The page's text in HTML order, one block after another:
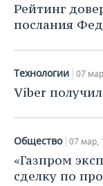
Рейтинг
послания
Технологии 07
Viber
Общество 07 мар,
«Газпром
сделку по